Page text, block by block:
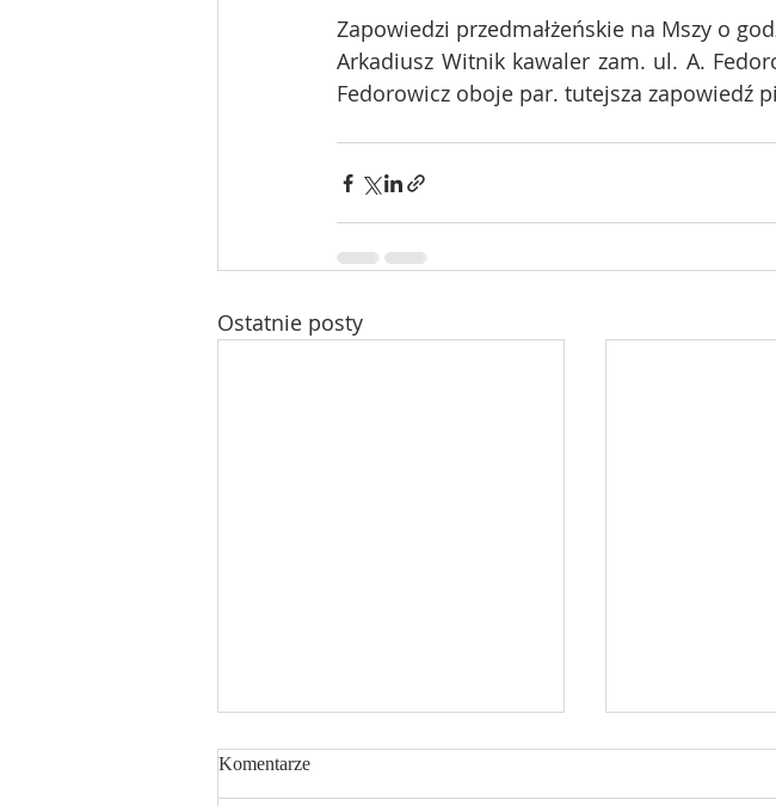
Zapowiedzi przedmałżeńskie na Mszy o
Arkadiusz Witnik kawaler zam. ul. A.
Fedorowicz oboje par. tutejsza zapowiedź
Ostatnie posty
Komentarze